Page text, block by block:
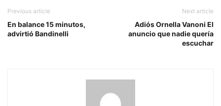
Previous article
En balance 15 minutos,
advirtió Bandinelli
Next article
Adiós Ornella Vanoni El
anuncio que nadie quería
escuchar